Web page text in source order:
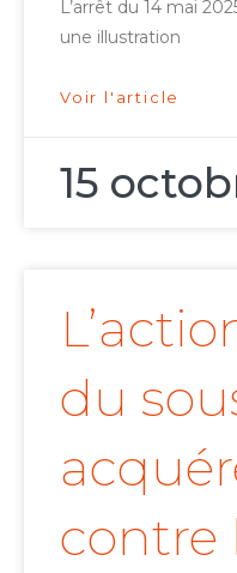
L’arrêt du 14 mai
une illustration
Voir l'article
15
du
contre